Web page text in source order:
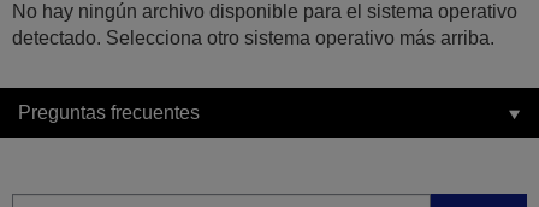
No hay ningún archivo disponible para el sistema operativo
detectado. Selecciona otro sistema operativo más arriba.
Preguntas frecuentes